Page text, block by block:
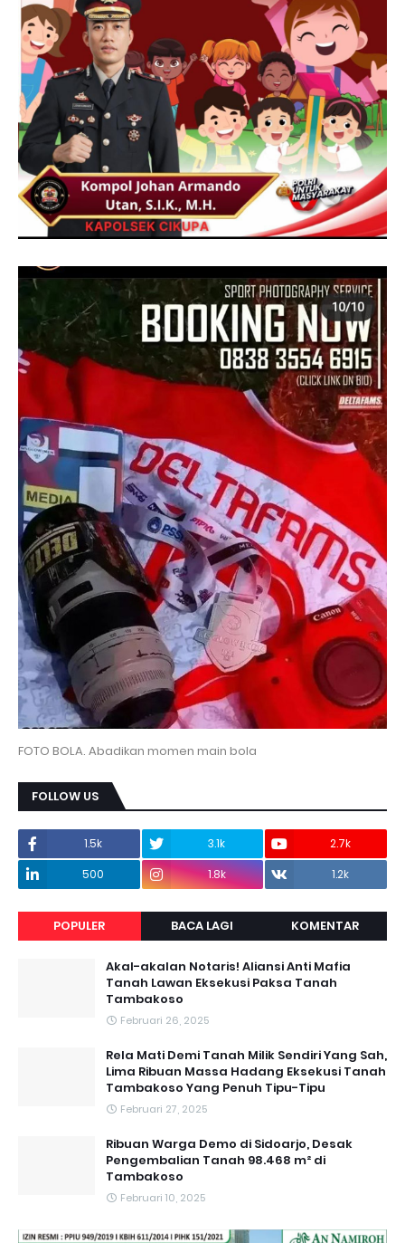
FOTO BOLA. Abadikan momen main bola
FOLLOW US
1.5k 3.1k
2.7k
500
1.8k 1.2k
POPULER BACA LAGI KOMENTAR
Akal-akalan Notaris! Aliansi Anti Mafia
Tanah Lawan Eksekusi Paksa Tanah
Tambakoso
Februari 26, 2025
Rela Mati Demi Tanah Milik Sendiri Yang Sah,
Lima Ribuan Massa Hadang Eksekusi Tanah
Tambakoso Yang Penuh Tipu-Tipu
Februari 27, 2025
Ribuan Warga Demo di Sidoarjo, Desak
Pengembalian Tanah 98.468 m² di
Tambakoso
Februari 10, 2025